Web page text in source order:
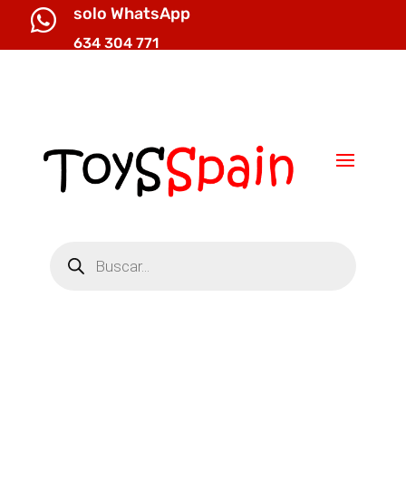
 solo WhatsApp
634 304 771
productos